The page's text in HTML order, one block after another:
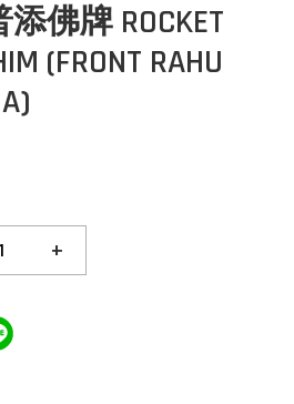
佛牌 ROCKET
(FRONT RAHU
+